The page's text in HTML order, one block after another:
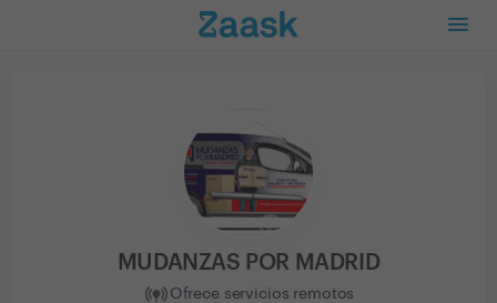
MUDANZAS POR MADRID
Ofrece servicios remotos